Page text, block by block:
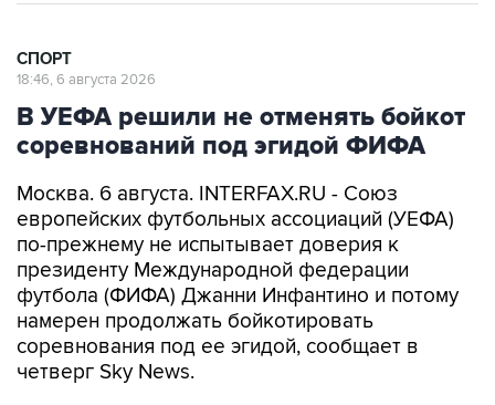
СПОРТ
18:46, 6 августа 2026
В УЕФА решили не отменять бойкот
соревнований под эгидой ФИФА
Москва. 6 августа. INTERFAX.RU - Союз
европейских футбольных ассоциаций (УЕФА)
по-прежнему не испытывает доверия к
президенту Международной федерации
футбола (ФИФА) Джанни Инфантино и потому
намерен продолжать бойкотировать
соревнования под ее эгидой, сообщает в
четверг Sky News.